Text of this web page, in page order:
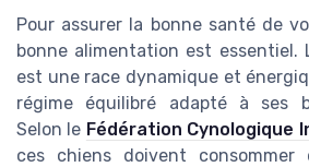
Pour assurer la bonne santé de
bonne alimentation est essentiel.
est une race dynamique et
régime équilibré adapté à ses
Selon le Fédération Cynologique
ces chiens doivent